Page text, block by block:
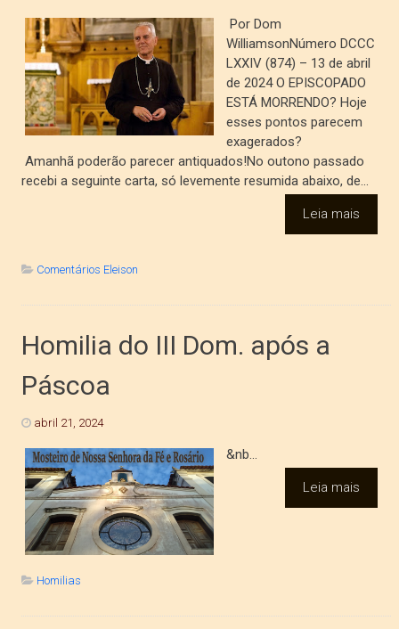
Por Dom
WilliamsonNúmero DCCC
LXXIV (874) – 13 de abril
de 2024 O EPISCOPADO
ESTÁ MORRENDO? Hoje
esses pontos parecem
exagerados?
Amanhã poderão parecer antiquados!No outono passado
recebi a seguinte carta, só levemente resumida abaixo, de...
Leia mais
Comentários Eleison
Homilia do III Dom. após a
Páscoa
abril 21, 2024
&nb...
Leia mais
Homilias